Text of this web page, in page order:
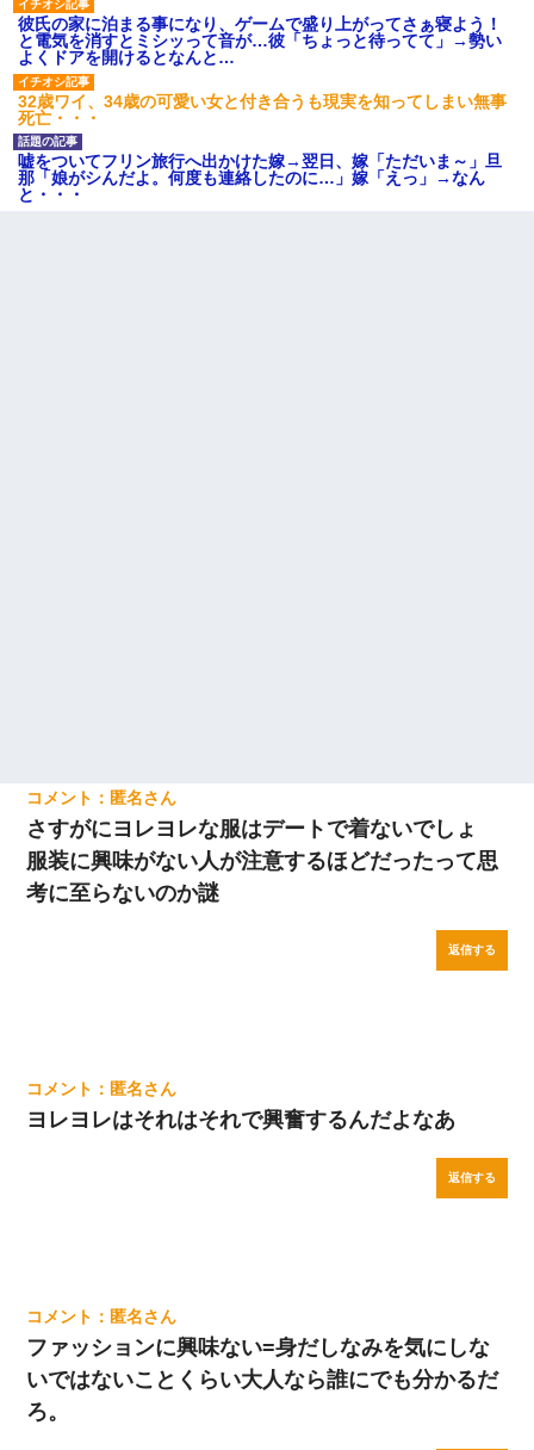
彼氏の家に泊まる事になり、ゲームで盛り上がってさぁ寝よう！
と電気を消すとミシッって音が…彼「ちょっと待ってて」→勢い
よくドアを開けるとなんと…
32歳ワイ、34歳の可愛い女と付き合うも現実を知ってしまい無事
死亡・・・
嘘をついてフリン旅行へ出かけた嫁→翌日、嫁「ただいま～」旦
那「娘がシんだよ。何度も連絡したのに…」嫁「えっ」→なん
と・・・
匿名
さすがにヨレヨレな服はデートで着ないでしょ
服装に興味がない人が注意するほどだったって思
考に至らないのか謎
返信する
匿名
ヨレヨレはそれはそれで興奮するんだよなあ
返信する
匿名
ファッションに興味ない=身だしなみを気にしな
いではないことくらい大人なら誰にでも分かるだ
ろ。